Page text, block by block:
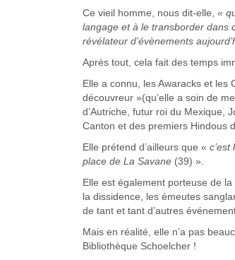
Ce vieil homme, nous dit-elle, «
langage et à le transborder dans
révélateur d’évènements
Après tout, cela fait des temps
Elle a connu, les Awaracks et les
découvreur »(qu’elle a soin de
d’Autriche, futur roi du Mexique,
Canton et des premiers Hindous
Elle prétend d’ailleurs que «
place de La Savane (39) ».
Elle est également porteuse de
la dissidence, les émeutes
de tant et tant d’autres
Mais en réalité, elle n’a pas
Bibliothèque Schoelcher !